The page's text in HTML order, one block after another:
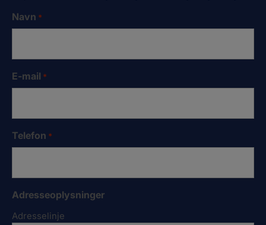
Navn *
E-mail *
Telefon *
Adresseoplysninger
Adresselinje